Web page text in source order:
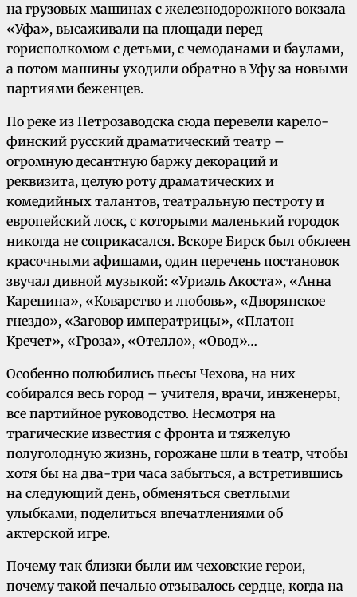
на грузовых машинах с железнодорожного вокзала
«Уфа», высаживали на площади перед
горисполкомом с детьми, с чемоданами и баулами,
а потом машины уходили обратно в Уфу за новыми
партиями беженцев.
По реке из Петрозаводска сюда перевели карело-
финский русский драматический театр –
огромную десантную баржу декораций и
реквизита, целую роту драматических и
комедийных талантов, театральную пестроту и
европейский лоск, с которыми маленький городок
никогда не соприкасался. Вскоре Бирск был обклеен
красочными афишами, один перечень постановок
звучал дивной музыкой: «Уриэль Акоста», «Анна
Каренина», «Коварство и любовь», «Дворянское
гнездо», «Заговор императрицы», «Платон
Кречет», «Гроза», «Отелло», «Овод»…
Особенно полюбились пьесы Чехова, на них
собирался весь город – учителя, врачи, инженеры,
все партийное руководство. Несмотря на
трагические известия с фронта и тяжелую
полуголодную жизнь, горожане шли в театр, чтобы
хотя бы на два-три часа забыться, а встретившись
на следующий день, обменяться светлыми
улыбками, поделиться впечатлениями об
актерской игре.
Почему так близки были им чеховские герои,
почему такой печалью отзывалось сердце, когда на